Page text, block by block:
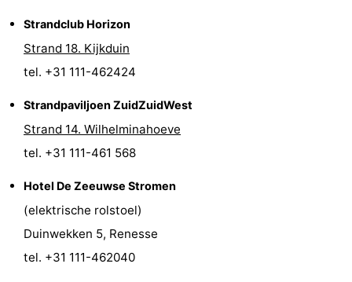
Strandclub Horizon
Strand 18. Kijkduin
tel. +31 111-462424
Strandpaviljoen ZuidZuidWest
Strand 14. Wilhelminahoeve
tel. +31 111-461 568
Hotel De Zeeuwse Stromen
(elektrische rolstoel)
Duinwekken 5, Renesse
tel. +31 111-462040